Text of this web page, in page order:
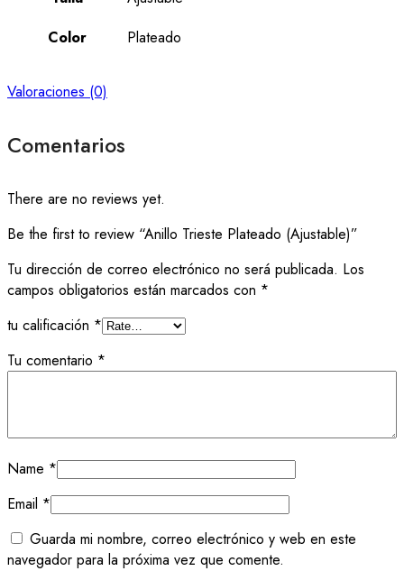
Color
Plateado
Valoraciones (0)
Comentarios
There are no reviews yet.
Be the first to review “Anillo Trieste Plateado (Ajustable)”
Tu dirección de correo electrónico no será publicada. Los
campos obligatorios están marcados con *
tu calificación *
Tu comentario *
Name *
Email *
Guarda mi nombre, correo electrónico y web en este
navegador para la próxima vez que comente.